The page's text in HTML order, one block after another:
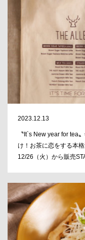
2023.12.13
〝It`s New year for tea
け！お茶に恋をする本
12/26（火）から販売